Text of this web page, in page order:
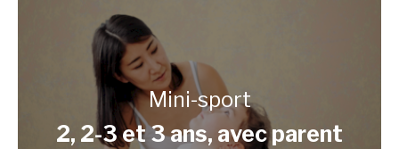
Mini-sport
2, 2-3 et 3 ans, avec parent